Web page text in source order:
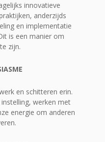
innovatieve
anderzijds
en implementatie
is een manier om
zijn.
en schitteren erin.
werken met
energie om anderen